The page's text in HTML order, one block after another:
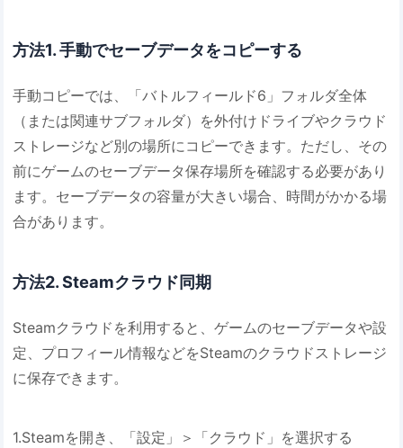
方法1. 手動でセーブデータをコピーする
手動コピーでは、「バトルフィールド6」フォルダ全体
（または関連サブフォルダ）を外付けドライブやクラウド
ストレージなど別の場所にコピーできます。ただし、その
前にゲームのセーブデータ保存場所を確認する必要があり
ます。セーブデータの容量が大きい場合、時間がかかる場
合があります。
方法2. Steamクラウド同期
Steamクラウドを利用すると、ゲームのセーブデータや設
定、プロフィール情報などをSteamのクラウドストレージ
に保存できます。
1.Steamを開き、「設定」＞「クラウド」を選択する